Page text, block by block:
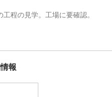
程の見学。工場に要確認。
報